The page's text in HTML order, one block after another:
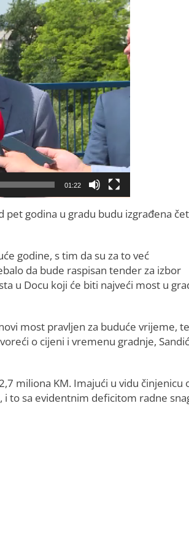
01:22
pet godina u gradu budu izgrađena
godine, s tim da su za to već
da bude raspisan tender za izbor
u Docu koji će biti najveći most u
most pravljen za buduće vrijeme,
o cijeni i vremenu gradnje,
miliona KM. Imajući u vidu činjenicu
to sa evidentnim deficitom radne